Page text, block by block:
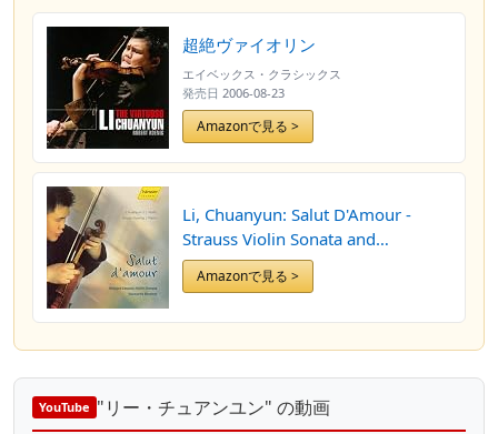
超絶ヴァイオリン
エイベックス・クラシックス
発売日 2006-08-23
Amazonで見る >
Li, Chuanyun: Salut D'Amour -
Strauss Violin Sonata and
Favourite Encores
Amazonで見る >
YouTube "リー・チュアンユン" の動画